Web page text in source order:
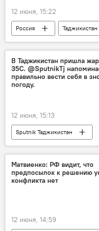
12 июня, 15:22
Россия Таджикистан
праздник
Какой сегодня праздник:
Рустам Эмомали
В Таджикистан пришла
35C. @SputnikTj
правильно вести себя в
погоду.
12 июня, 15:13
Sputnik Таджикистан
Матвиенко: РФ видит, что
предпосылок к решению
конфликта нет
12 июня, 14:59